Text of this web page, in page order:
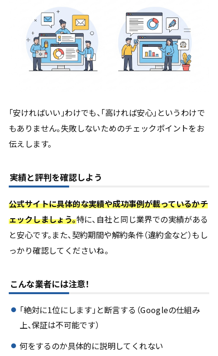
「安ければいい」わけでも、「高ければ安心」というわけで
もありません。失敗しないためのチェックポイントをお
伝えします。
実績と評判を確認しよう
公式サイトに具体的な実績や成功事例が載っているかチ
ェックしましょう。特に、自社と同じ業界での実績がある
と安心です。また、契約期間や解約条件（違約金など）もし
っかり確認してくださいね。
こんな業者には注意！
「絶対に1位にします」と断言する（Googleの仕組み
上、保証は不可能です）
何をするのか具体的に説明してくれない